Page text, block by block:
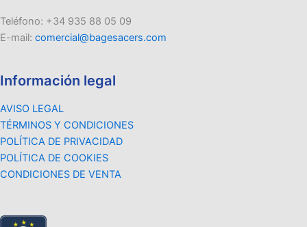
Teléfono: +34 935 88 05 09
E-mail: comercial@bagesacers.com
Información legal
AVISO LEGAL
TÉRMINOS Y CONDICIONES
POLÍTICA DE PRIVACIDAD
POLÍTICA DE COOKIES
CONDICIONES DE VENTA